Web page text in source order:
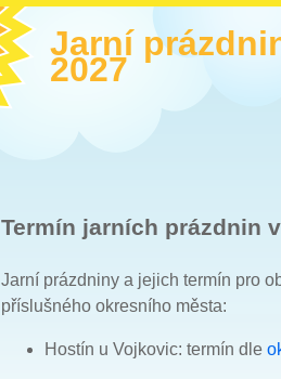
Jarní
2027
Termín jarních prázdnin
Jarní prázdniny a jejich termín pro
příslušného okresního města:
Hostín u Vojkovic: termín dle